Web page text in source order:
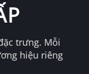
trưng. Mỗi
hiệu riêng